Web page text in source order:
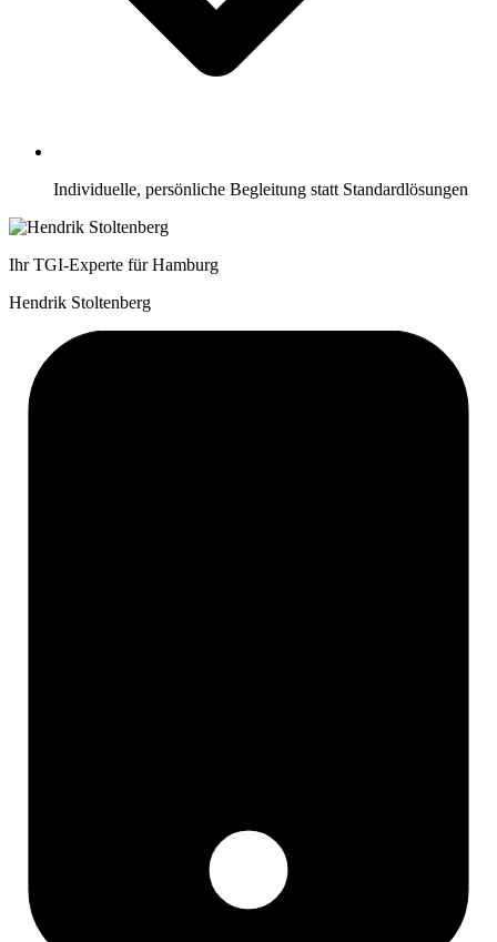
Individuelle, persönliche Begleitung statt Standardlösungen
Ihr TGI-Experte für Hamburg
Hendrik Stoltenberg